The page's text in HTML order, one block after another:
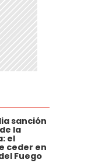
sanción
la
el
ceder en
Fuego